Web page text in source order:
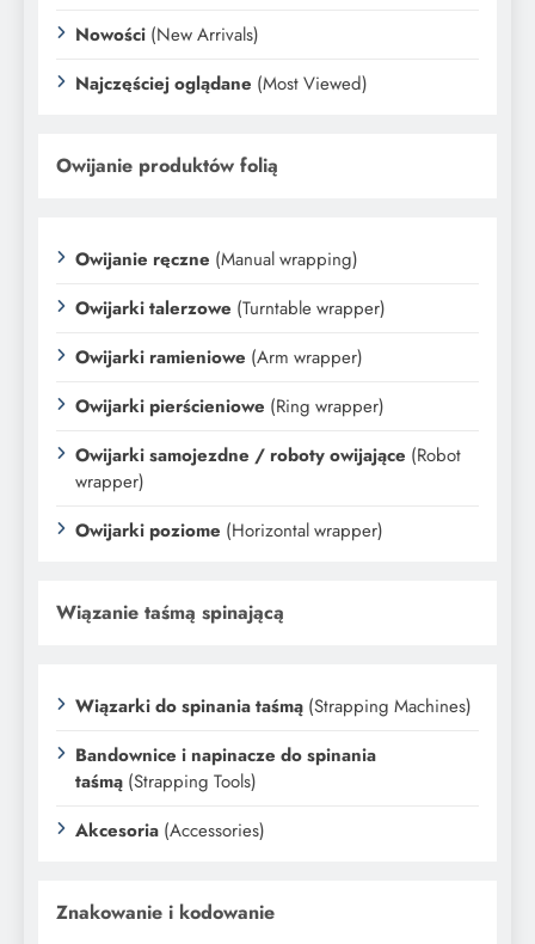
Nowości (New Arrivals)
Najczęściej oglądane (Most Viewed)
Owijanie produktów folią
Owijanie ręczne (Manual wrapping)
Owijarki talerzowe (Turntable wrapper)
Owijarki ramieniowe (Arm wrapper)
Owijarki pierścieniowe (Ring wrapper)
Owijarki samojezdne / roboty owijające (Robot
wrapper)
Owijarki poziome (Horizontal wrapper)
Wiązanie taśmą spinającą
Wiązarki do spinania taśmą (Strapping Machines)
Bandownice i napinacze do spinania
taśmą (Strapping Tools)
Akcesoria (Accessories)
Znakowanie i kodowanie